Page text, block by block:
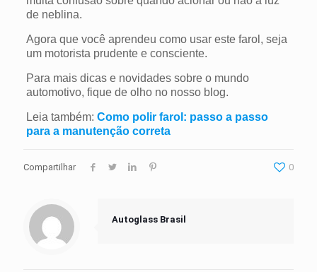
de neblina.
Agora que você aprendeu como usar este farol, seja
um motorista prudente e consciente.
Para mais dicas e novidades sobre o mundo
automotivo, fique de olho no nosso blog.
Leia também: Como polir farol: passo a passo
para a manutenção correta
Compartilhar 0
Autoglass Brasil